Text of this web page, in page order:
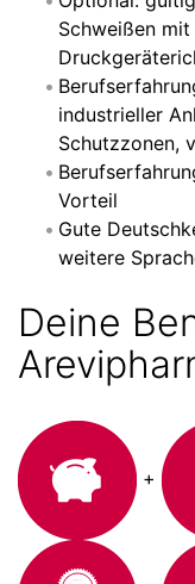
Schweißen
industrieller
Schutzzonen,
Vorteil
Gute
weitere
Deine
+